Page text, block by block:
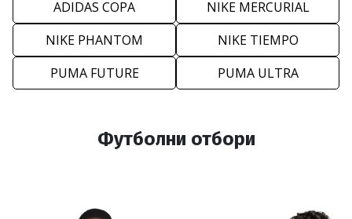
ADIDAS COPA
NIKE MERCURIAL
NIKE PHANTOM
NIKE TIEMPO
PUMA FUTURE
PUMA ULTRA
Футболни отбори